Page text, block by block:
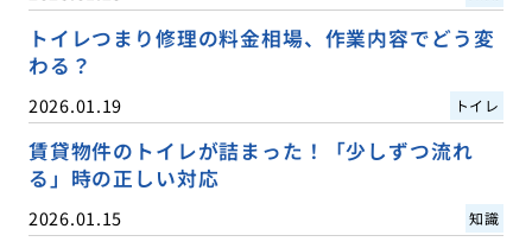
トイレつまり修理の料金相場、作業内容でどう変
わる？
2026.01.19 トイレ
賃貸物件のトイレが詰まった！「少しずつ流れ
る」時の正しい対応
2026.01.15 知識